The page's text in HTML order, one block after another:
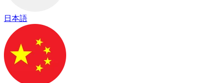
日本語